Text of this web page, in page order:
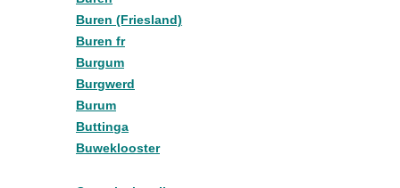
Buren (Friesland)
Buren fr
Burgum
Burgwerd
Burum
Buttinga
Buweklooster